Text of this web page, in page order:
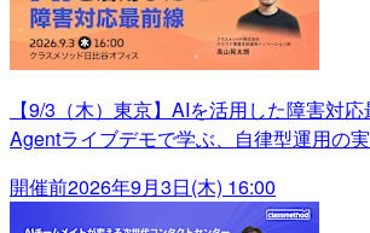
【9/3（木）東京】AIを活用した障害対
Agentライブデモで学ぶ、自律型運用の
開催前2026年9月3日(木) 16:00